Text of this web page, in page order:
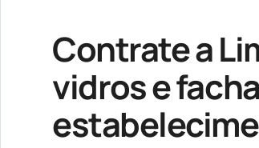
Contrate a
vidros e